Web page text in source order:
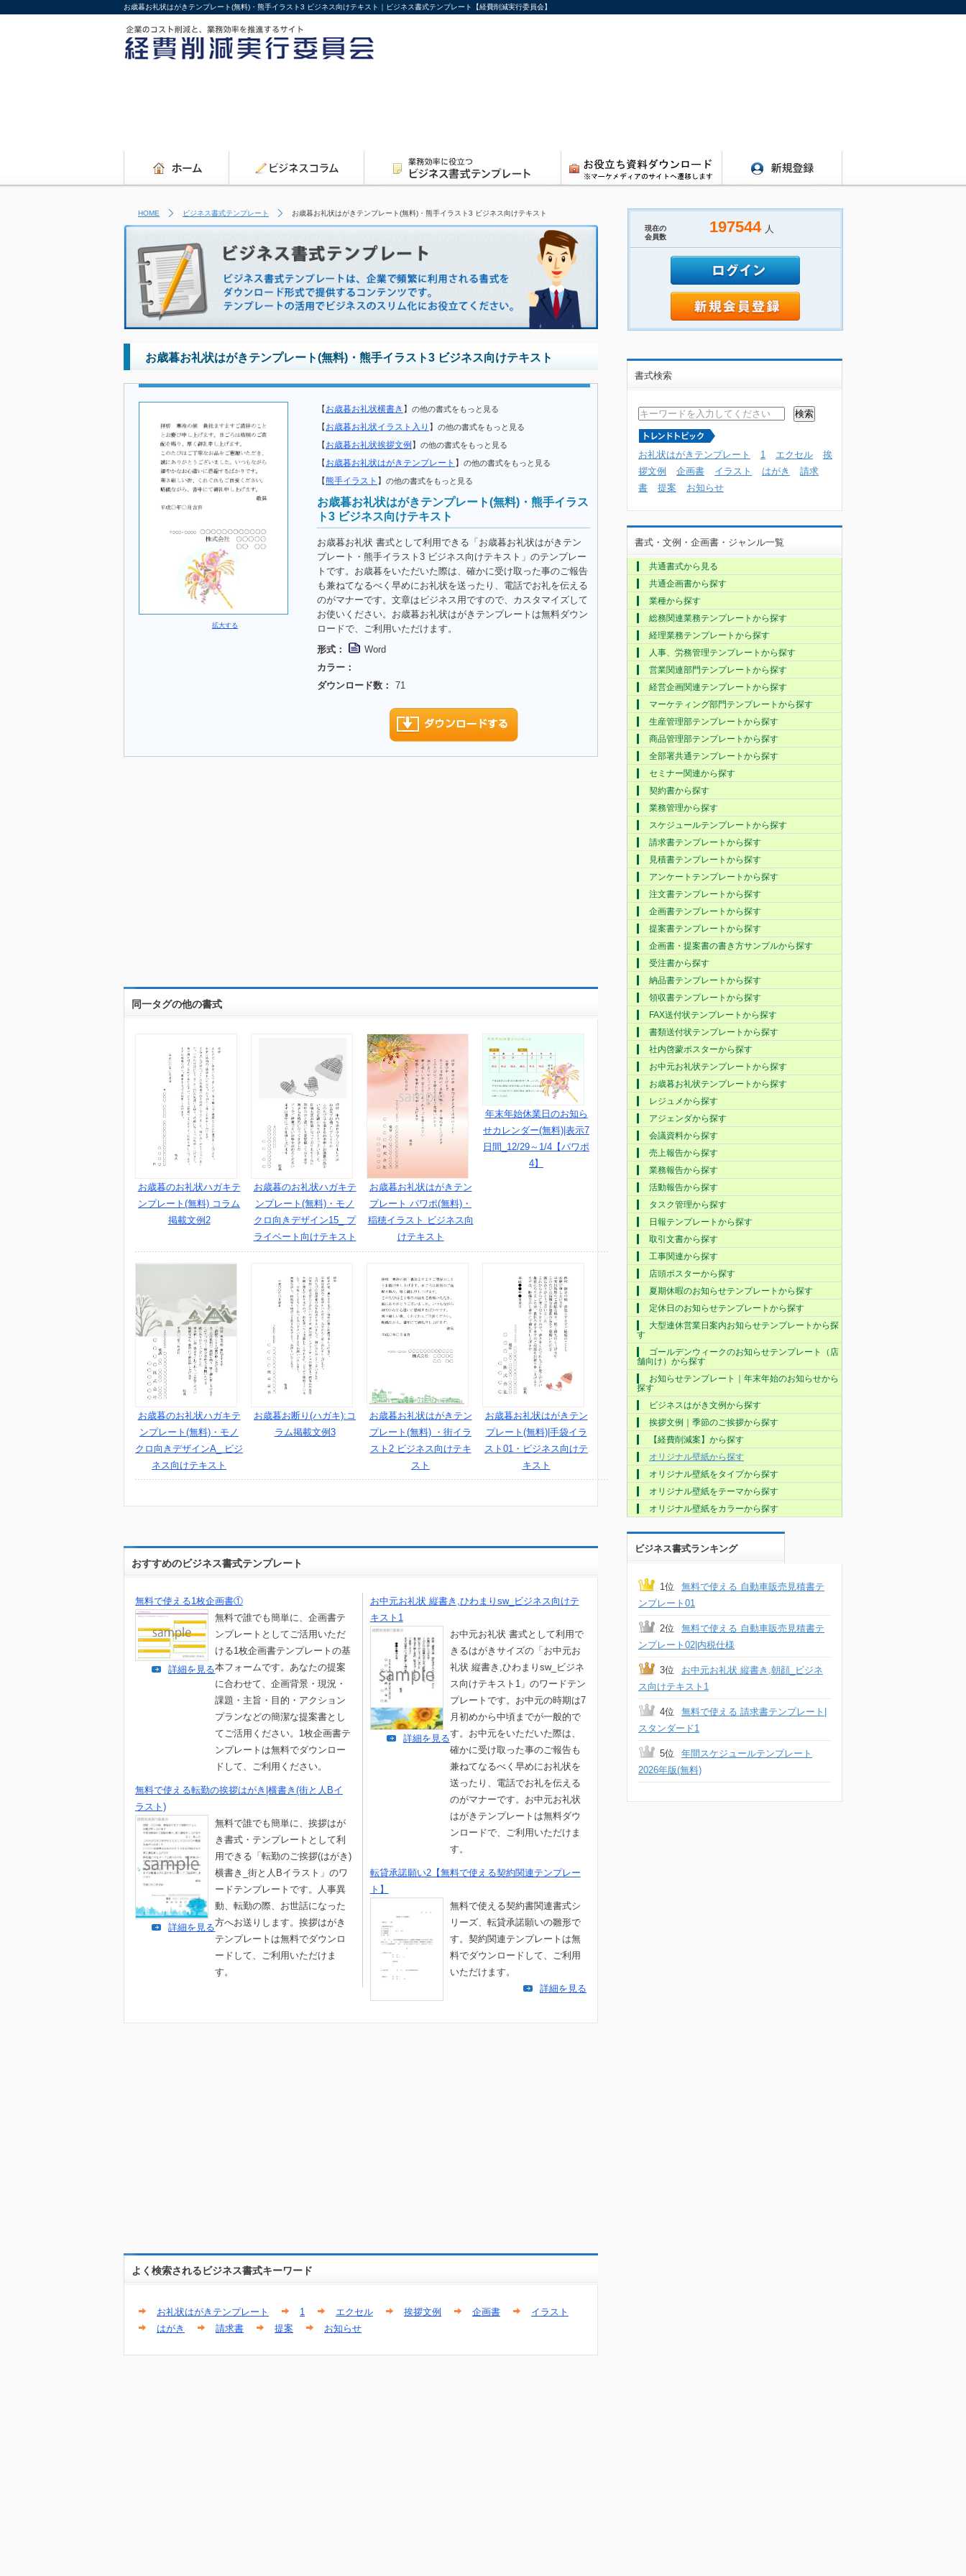
お歳暮お礼状はがきテンプレート(無料)・熊手イラスト3 ビジネス向けテキスト｜ビジネス書式テンプレート【経費削減実行委員会】
HOME ビジネス書式テンプレート お歳暮お礼状はがきテンプレート(無料)・熊手イラスト3 ビジネス向けテキスト
お歳暮お礼状はがきテンプレート(無料)・熊手イラスト3 ビジネス向けテキスト
拡大する
【お歳暮お礼状横書き 】 の他の書式をもっと見る
【お歳暮お礼状イラスト入り 】 の他の書式をもっと見る
【お歳暮お礼状挨拶文例】 の他の書式をもっと見る
【お歳暮お礼状はがきテンプレート 】 の他の書式をもっと見る
【熊手イラスト 】 の他の書式をもっと見る
お歳暮お礼状はがきテンプレート(無料)・熊手イラス
ト3 ビジネス向けテキスト
お歳暮お礼状 書式として利用できる「お歳暮お礼状はがきテン
プレート・熊手イラスト3 ビジネス向けテキスト」のテンプレー
トです。お歳暮をいただいた際は、確かに受け取った事のご報告
も兼ねてなるべく早めにお礼状を送ったり、電話でお礼を伝える
のがマナーです。文章はビジネス用ですので、カスタマイズして
お使いください。お歳暮お礼状はがきテンプレートは無料ダウン
ロードで、ご利用いただけます。
形式：
Word
カラー：
ダウンロード数：
71
同一タグの他の書式
お歳暮のお礼状ハガキテ
ンプレート(無料) コラム
掲載文例2
お歳暮のお礼状ハガキテ
ンプレート(無料)・モノ
クロ向きデザイン15_ プ
ライベート向けテキスト
お歳暮お礼状はがきテン
プレート パワポ(無料)・
稲穂イラスト ビジネス向
けテキスト
年末年始休業日のお知ら
せカレンダー(無料)|表示7
日間_12/29～1/4【パワポ
4】
お歳暮のお礼状ハガキテ
ンプレート(無料)・モノ
クロ向きデザインA_ ビジ
ネス向けテキスト
お歳暮お断り(ハガキ):コ
ラム掲載文例3
お歳暮お礼状はがきテン
プレート(無料) ・街イラ
スト2 ビジネス向けテキ
スト
お歳暮お礼状はがきテン
プレート(無料)|手袋イラ
スト01・ビジネス向けテ
キスト
おすすめのビジネス書式テンプレート
無料で使える1枚企画書①
無料で誰でも簡単に、企画書テ
ンプレートとしてご活用いただ
ける1枚企画書テンプレートの基
本フォームです。あなたの提案
に合わせて、企画背景・現況・
課題・主旨・目的・アクション
プランなどの簡潔な提案書とし
てご活用ください。1枚企画書テ
ンプレートは無料でダウンロー
ドして、ご利用ください。
詳細を見る
お中元お礼状 縦書き,ひわまりsw_ビジネス向けテ
キスト1
お中元お礼状 書式として利用で
きるはがきサイズの「お中元お
礼状 縦書き,ひわまりsw_ビジネ
ス向けテキスト1」のワードテン
プレートです。お中元の時期は7
月初めから中頃までが一般的で
す。お中元をいただいた際は、
確かに受け取った事のご報告も
兼ねてなるべく早めにお礼状を
送ったり、電話でお礼を伝える
のがマナーです。お中元お礼状
はがきテンプレートは無料ダウ
ンロードで、ご利用いただけま
す。
詳細を見る
無料で使える転勤の挨拶はがき|横書き(街と人Bイ
ラスト)
無料で誰でも簡単に、挨拶はが
き書式・テンプレートとして利
用できる「転勤のご挨拶(はがき)
横書き_街と人Bイラスト」のワ
ードテンプレートです。人事異
動、転勤の際、お世話になった
方へお送りします。挨拶はがき
テンプレートは無料でダウンロ
ードして、ご利用いただけま
す。
詳細を見る
転貸承諾願い2【無料で使える契約関連テンプレー
ト】
無料で使える契約書関連書式シ
リーズ、転貸承諾願いの雛形で
す。契約関連テンプレートは無
料でダウンロードして、ご利用
いただけます。
詳細を見る
よく検索されるビジネス書式キーワード
お礼状はがきテンプレート 1 エクセル 挨拶文例 企画書
イラスト
はがき
請求書 提案 お知らせ
現在の
会員数
197544 人
書式検索
お礼状はがきテンプレート 1 エクセル
挨
拶文例
企画書 イラスト はがき
請求
書
提案 お知らせ
書式・文例・企画書・ジャンル一覧
共通書式から見る
共通企画書から探す
業種から探す
総務関連業務テンプレートから探す
経理業務テンプレートから探す
人事、労務管理テンプレートから探す
営業関連部門テンプレートから探す
経営企画関連テンプレートから探す
マーケティング部門テンプレートから探す
生産管理部テンプレートから探す
商品管理部テンプレートから探す
全部署共通テンプレートから探す
セミナー関連から探す
契約書から探す
業務管理から探す
スケジュールテンプレートから探す
請求書テンプレートから探す
見積書テンプレートから探す
アンケートテンプレートから探す
注文書テンプレートから探す
企画書テンプレートから探す
提案書テンプレートから探す
企画書・提案書の書き方サンプルから探す
受注書から探す
納品書テンプレートから探す
領収書テンプレートから探す
FAX送付状テンプレートから探す
書類送付状テンプレートから探す
社内啓蒙ポスターから探す
お中元お礼状テンプレートから探す
お歳暮お礼状テンプレートから探す
レジュメから探す
アジェンダから探す
会議資料から探す
売上報告から探す
業務報告から探す
活動報告から探す
タスク管理から探す
日報テンプレートから探す
取引文書から探す
工事関連から探す
店頭ポスターから探す
夏期休暇のお知らせテンプレートから探す
定休日のお知らせテンプレートから探す
大型連休営業日案内お知らせテンプレートから探
す
ゴールデンウィークのお知らせテンプレート（店
舗向け）から探す
お知らせテンプレート｜年末年始のお知らせから
探す
ビジネスはがき文例から探す
挨拶文例｜季節のご挨拶から探す
【経費削減案】から探す
オリジナル壁紙から探す
オリジナル壁紙をタイプから探す
オリジナル壁紙をテーマから探す
オリジナル壁紙をカラーから探す
ビジネス書式ランキング
1位
無料で使える 自動車販売見積書テ
ンプレート01
2位
無料で使える 自動車販売見積書テ
ンプレート02|内税仕様
3位
お中元お礼状 縦書き,朝顔_ビジネ
ス向けテキスト1
4位
無料で使える 請求書テンプレート|
スタンダード1
5位
年間スケジュールテンプレート
2026年版(無料)